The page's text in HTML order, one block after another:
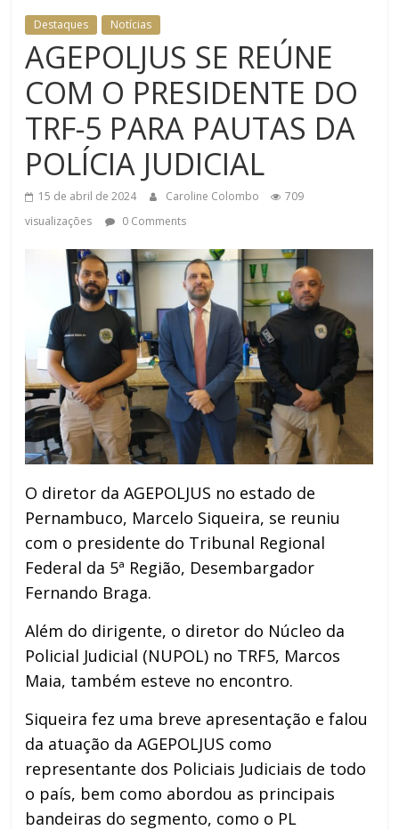
Destaques Notícias
AGEPOLJUS SE REÚNE
COM O PRESIDENTE DO
TRF-5 PARA PAUTAS DA
POLÍCIA JUDICIAL
15 de abril de 2024 Caroline Colombo
709
visualizações
0 Comments
O diretor da AGEPOLJUS no estado de
Pernambuco, Marcelo Siqueira, se reuniu
com o presidente do Tribunal Regional
Federal da 5ª Região, Desembargador
Fernando Braga.
Além do dirigente, o diretor do Núcleo da
Policial Judicial (NUPOL) no TRF5, Marcos
Maia, também esteve no encontro.
Siqueira fez uma breve apresentação e falou
da atuação da AGEPOLJUS como
representante dos Policiais Judiciais de todo
o país, bem como abordou as principais
bandeiras do segmento, como o PL